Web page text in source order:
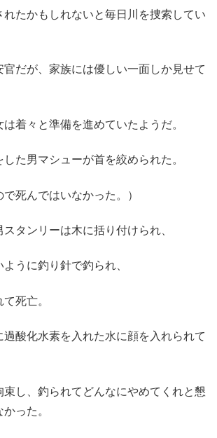
れたかもしれないと毎日川を捜索してい
だが、家族には優しい一面しか見せて
着々と準備を進めていたようだ。
た男マシューが首を絞められた。
で死んではいなかった。）
タンリーは木に括り付けられ、
うに釣り針で釣られ、
死亡。
過酸化水素を入れた水に顔を入れられて
束し、釣られてどんなにやめてくれと懇
った。